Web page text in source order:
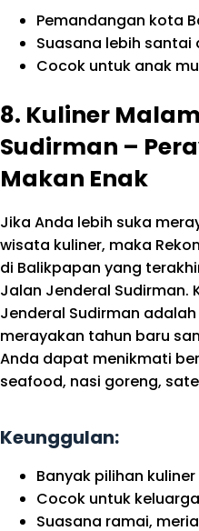
Pemandangan kota
Suasana lebih
Cocok untuk anak
8. Kuliner
Sudirman –
Makan Enak
Jika Anda lebih suka
wisata kuliner, maka
di Balikpapan yang
Jalan Jenderal Sudirman.
Jenderal Sudirman
merayakan tahun baru
Anda dapat menikmati
seafood, nasi goreng,
Keunggulan:
Banyak pilihan
Cocok untuk
Suasana ramai,